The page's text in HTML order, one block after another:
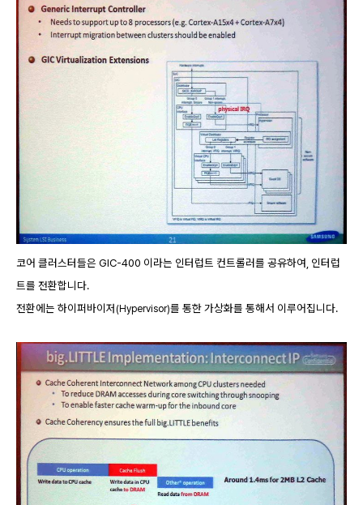
코어 클러스터들은 GIC-400 이라는 인터럽트 컨트롤러를 공유하여, 인터럽
트를 전환합니다.
전환에는 하이퍼바이저 (Hypervisor)를 통한 가상화를 통해서 이루어집니다.